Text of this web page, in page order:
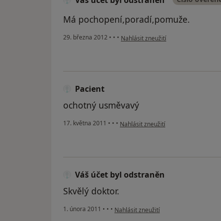
Má pochopení,poradí,pomuže.
29. března 2012 • • • podle názoru uživatele Váš účet byl
Nahlásit zneužití
Pacient
ochotný usměvavý
17. května 2011 • • • podle názoru uživatele Pacient
Nahlásit zneužití
Váš účet byl odstraněn
Skvělý doktor.
1. února 2011 • • • podle názoru uživatele Váš účet byl
Nahlásit zneužití